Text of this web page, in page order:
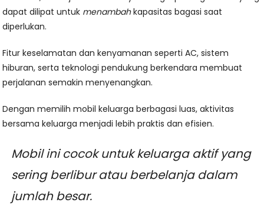
dapat dilipat untuk menambahkapasitas bagasi saat
diperlukan.
Fitur keselamatan dan kenyamanan seperti AC, sistem
hiburan, serta teknologi pendukung berkendara membuat
perjalanan semakin menyenangkan.
Dengan memilih mobil keluarga berbagasi luas, aktivitas
bersama keluarga menjadi lebih praktis dan efisien.
Mobil ini cocok untuk keluarga aktif yang
sering berlibur atau berbelanja dalam
jumlah besar.